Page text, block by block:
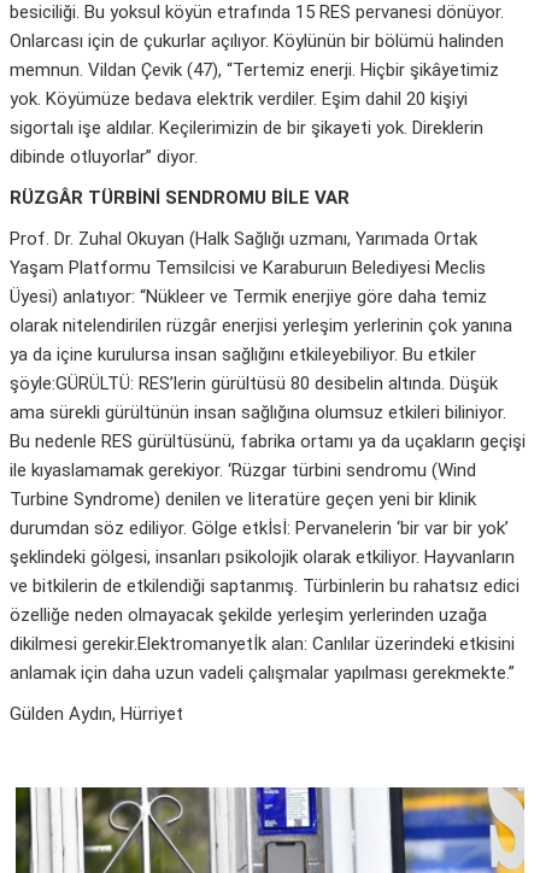
besiciliği. Bu yoksul köyün etrafında 15 RES pervanesi dönüyor.
Onlarcası için de çukurlar açılıyor. Köylünün bir bölümü halinden
memnun. Vildan Çevik (47), “Tertemiz enerji. Hiçbir şikâyetimiz
yok. Köyümüze bedava elektrik verdiler. Eşim dahil 20 kişiyi
sigortalı işe aldılar. Keçilerimizin de bir şikayeti yok. Direklerin
dibinde otluyorlar” diyor.
RÜZGÂR TÜRBİNİ SENDROMU BİLE VAR
Prof. Dr. Zuhal Okuyan (Halk Sağlığı uzmanı, Yarımada Ortak
Yaşam Platformu Temsilcisi ve Karaburuın Belediyesi Meclis
Üyesi) anlatıyor: “Nükleer ve Termik enerjiye göre daha temiz
olarak nitelendirilen rüzgâr enerjisi yerleşim yerlerinin çok yanına
ya da içine kurulursa insan sağlığını etkileyebiliyor. Bu etkiler
şöyle:GÜRÜLTÜ: RES’lerin gürültüsü 80 desibelin altında. Düşük
ama sürekli gürültünün insan sağlığına olumsuz etkileri biliniyor.
Bu nedenle RES gürültüsünü, fabrika ortamı ya da uçakların geçişi
ile kıyaslamamak gerekiyor. ‘Rüzgar türbini sendromu (Wind
Turbine Syndrome) denilen ve literatüre geçen yeni bir klinik
durumdan söz ediliyor. Gölge etkİsİ: Pervanelerin ‘bir var bir yok’
şeklindeki gölgesi, insanları psikolojik olarak etkiliyor. Hayvanların
ve bitkilerin de etkilendiği saptanmış. Türbinlerin bu rahatsız edici
özelliğe neden olmayacak şekilde yerleşim yerlerinden uzağa
dikilmesi gerekir.Elektromanyetİk alan: Canlılar üzerindeki etkisini
anlamak için daha uzun vadeli çalışmalar yapılması gerekmekte.”
Gülden Aydın, Hürriyet